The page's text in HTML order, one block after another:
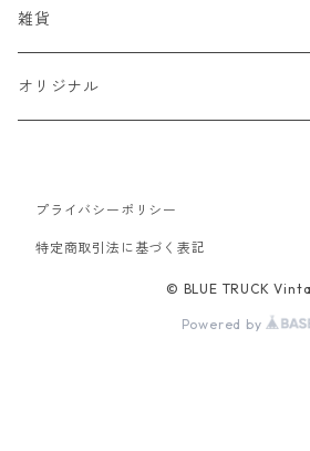
スタジャン
半袖Tシャツ
七分・長袖Tシャツ
シャツ
半袖シャツ
スウェット
パーカー
セーター
デニム
チノパン
コーデュロイ
雑貨
キャップ
ベルト
オリジナル
プライバシーポリシー
特定商取引法に基づく表記
© BLUE TRUCK
Powered by